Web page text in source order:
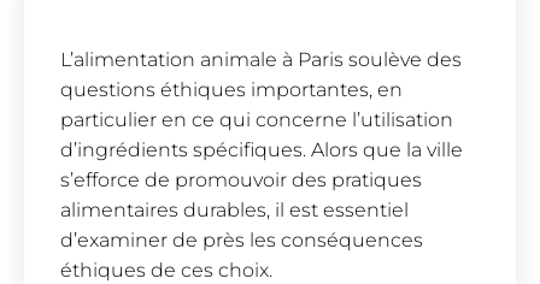
L’alimentation animale à Paris soulève des
questions éthiques importantes, en
particulier en ce qui concerne l’utilisation
d’ingrédients spécifiques. Alors que la ville
s’efforce de promouvoir des pratiques
alimentaires durables, il est essentiel
d’examiner de près les conséquences
éthiques de ces choix.